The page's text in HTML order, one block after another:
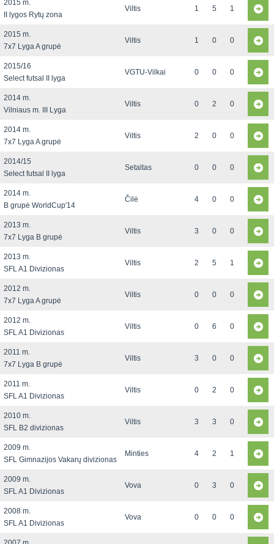
2015 m.
II lygos Rytų zona
Viltis 1 5 1
2015 m.
7x7 Lyga A grupė
Viltis 1 0 0
2015/16
Select futsal II lyga
VGTU-Vilkai 0 0 0
2014 m.
Vilniaus m. III Lyga
Viltis 0 2 0
2014 m.
7x7 Lyga A grupė
Viltis 2 0 0
2014/15
Select futsal II lyga
Setaltas 0 0 0
2014 m.
B grupė WorldCup'14
Čilė 4 0 0
2013 m.
7x7 Lyga B grupė
Viltis 3 0 0
2013 m.
SFL A1 Divizionas
Viltis 2 5 1
2012 m.
7x7 Lyga A grupė
Viltis 0 0 0
2012 m.
SFL A1 Divizionas
Viltis 0 6 0
2011 m.
7x7 Lyga B grupė
Viltis 3 0 0
2011 m.
SFL A1 Divizionas
Viltis 0 2 0
2010 m.
SFL B2 divizionas
Viltis 3 3 0
2009 m.
SFL Gimnazijos Vakarų divizionas
Minties 4 2 1
2009 m.
SFL A1 Divizionas
Vova 0 3 0
2008 m.
SFL A1 Divizionas
Vova 0 0 0